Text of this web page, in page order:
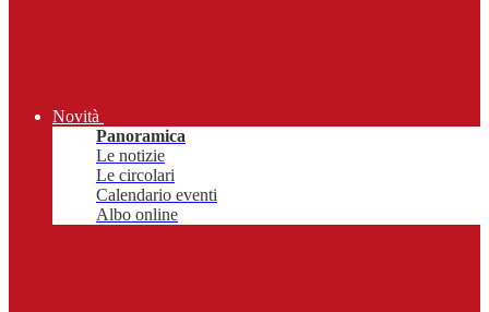
Novità
Panoramica
Le notizie
Le circolari
Calendario eventi
Albo online